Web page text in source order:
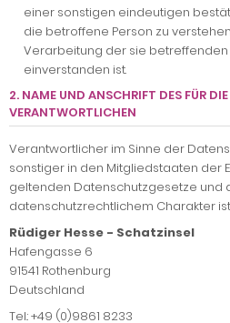
einer sonstigen eindeutigen
die betroffene Person zu
Verarbeitung der sie
einverstanden ist.
2. NAME UND ANSCHRIFT DES FÜR
VERANTWORTLICHEN
Verantwortlicher im Sinne der
sonstiger in den Mitgliedstaaten der
geltenden Datenschutzgesetze und
datenschutzrechtlichem Charakter
Rüdiger Hesse - Schatzinsel
Hafengasse 6
91541 Rothenburg
Deutschland
Tel.: +49 (0)9861 8233